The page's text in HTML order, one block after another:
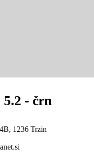
- črn
1236 Trzin